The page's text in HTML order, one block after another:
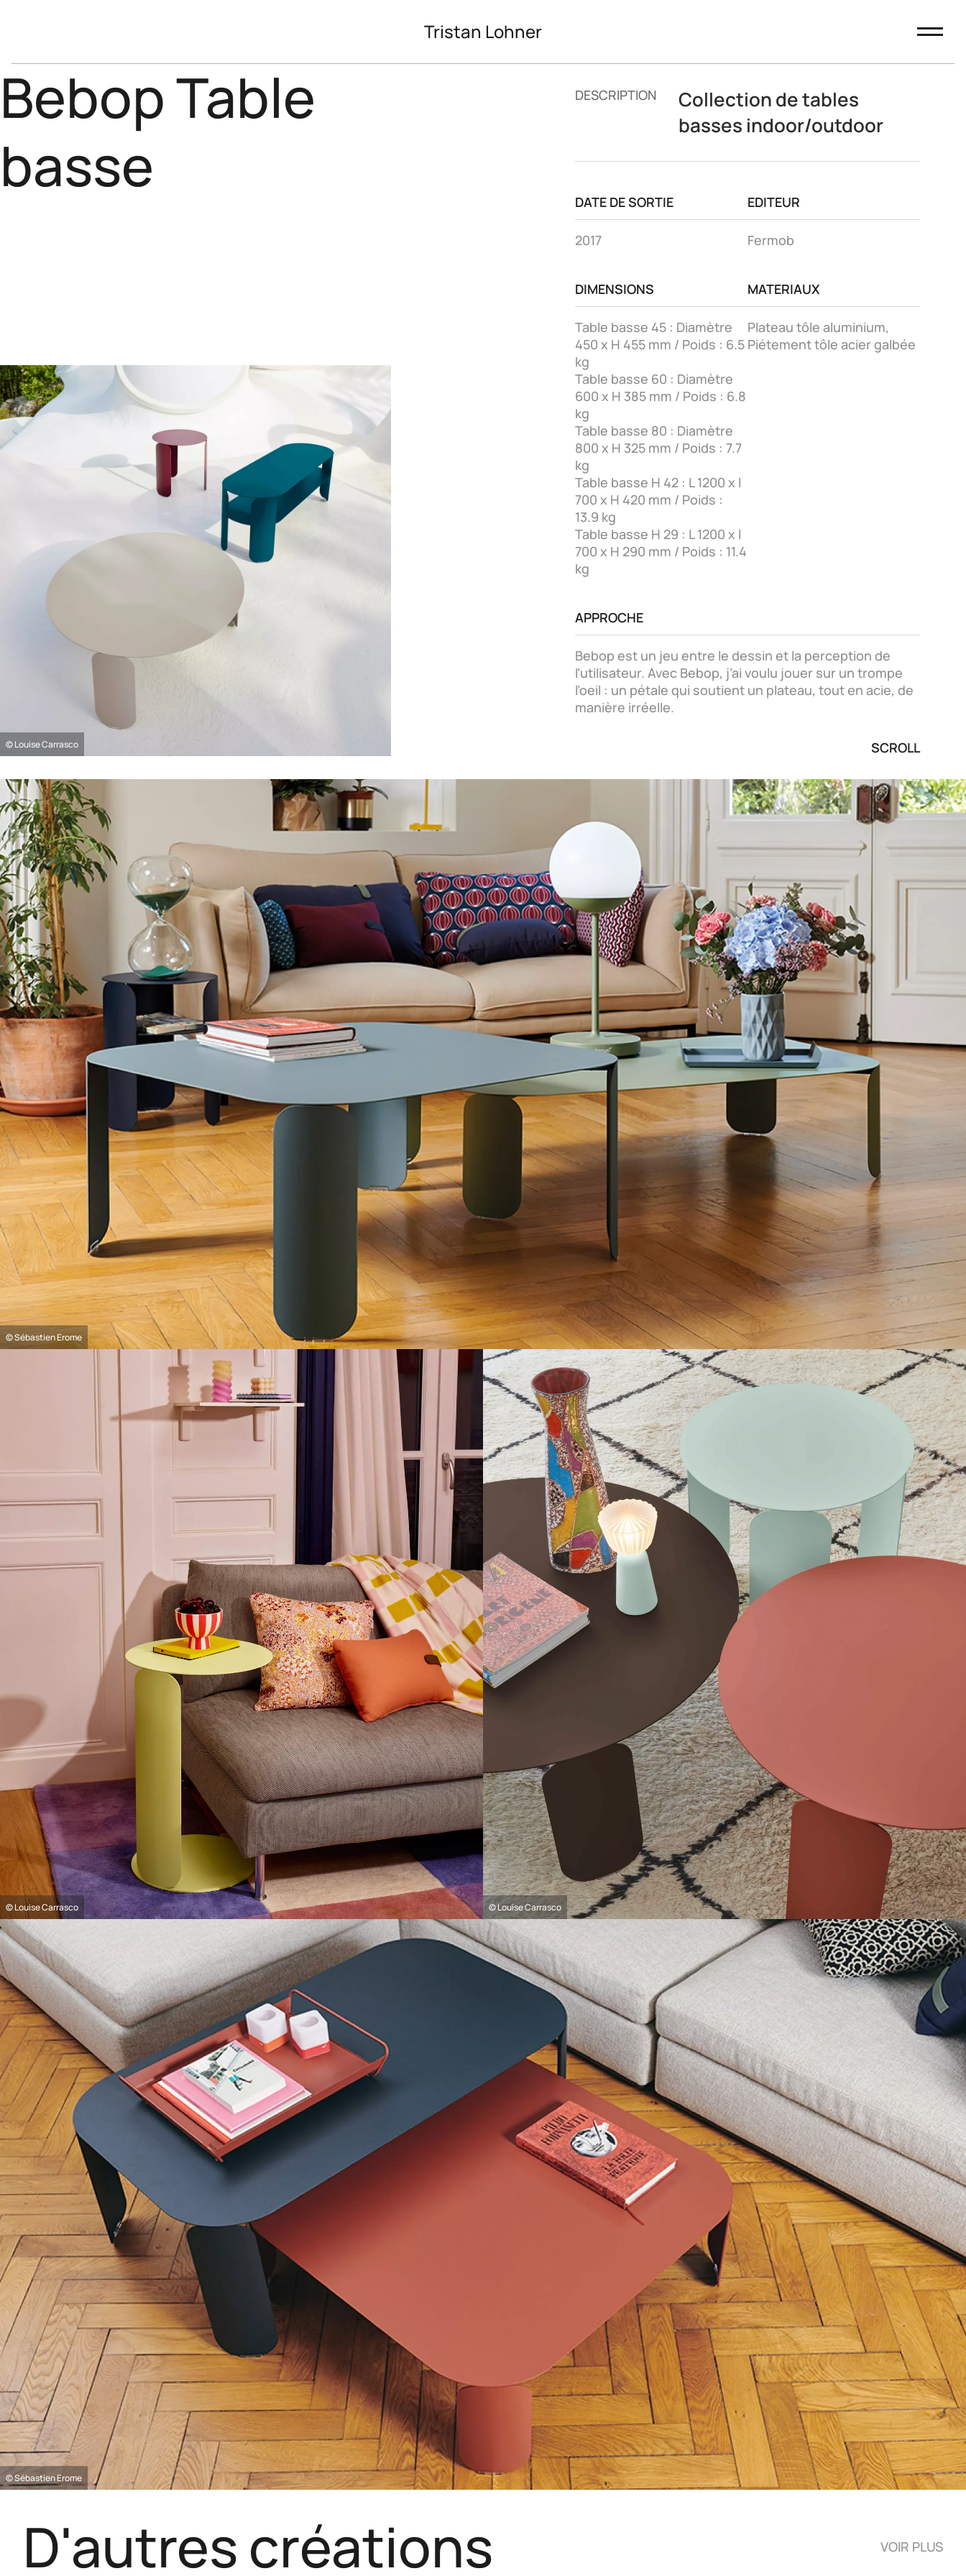
Tristan Lohner
Bebop Table
basse
© Louise Carrasco
DESCRIPTION
Collection de tables
basses indoor/outdoor
DATE DE SORTIE
2017
EDITEUR
Fermob
DIMENSIONS
Table basse 45 : Diamètre
450 x H 455 mm / Poids : 6.5
kg
Table basse 60 : Diamètre
600 x H 385 mm / Poids : 6.8
kg
Table basse 80 : Diamètre
800 x H 325 mm / Poids : 7.7
kg
Table basse H 42 : L 1200 x l
700 x H 420 mm / Poids :
13.9 kg
Table basse H 29 : L 1200 x l
700 x H 290 mm / Poids : 11.4
kg
MATERIAUX
Plateau tôle aluminium,
Piétement tôle acier galbée
APPROCHE
Bebop est un jeu entre le dessin et la perception de
l’utilisateur. Avec Bebop, j’ai voulu jouer sur un trompe
l’oeil : un pétale qui soutient un plateau, tout en acie, de
manière irréelle.
SCROLL
© Sébastien Erome
© Louise Carrasco © Louise Carrasco
© Sébastien Erome
D'autres créations VOIR PLUS